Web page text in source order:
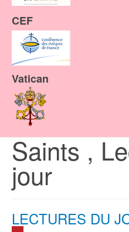
CEF
Vatican
Saints ,
jour
LECTURES DU